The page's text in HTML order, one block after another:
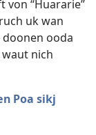
von “Huararie”
uk wan
doonen ooda
waut nich
Poa sikj